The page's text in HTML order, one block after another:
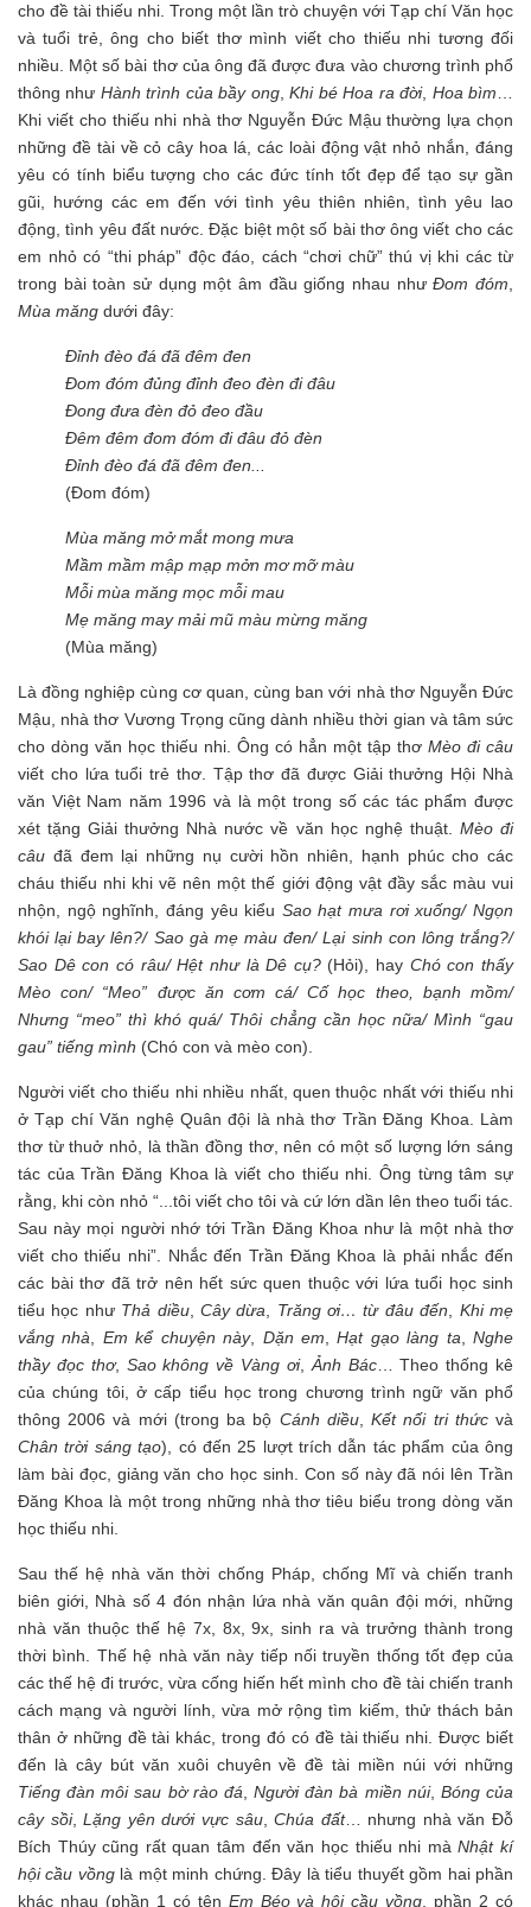
cho đề tài thiếu nhi. Trong một lần trò chuyện với Tạp chí Văn học
và tuổi trẻ, ông cho biết thơ mình viết cho thiếu nhi tương đối
nhiều. Một số bài thơ của ông đã được đưa vào chương trình phổ
thông như Hành trình của bầy ong,Khi bé Hoa ra đời, Hoa bìm
Khi viết cho thiếu nhi nhà thơ Nguyễn Đức Mậu thường lựa chọn
những đề tài về cỏ cây hoa lá, các loài động vật nhỏ nhắn, đáng
yêu có tính biểu tượng cho các đức tính tốt đẹp để tạo sự gần
gũi, hướng các em đến với tình yêu thiên nhiên, tình yêu lao
động, tình yêu đất nước. Đặc biệt một số bài thơ ông viết cho các
em nhỏ có “thi pháp” độc đáo, cách “chơi chữ” thú vị khi các từ
trong bài toàn sử dụng một âm đầu giống nhau nhưĐom đóm
Mùa măng dưới đây:
Đỉnh đèo đá đã đêm đen
Đom đóm đủng đỉnh đeo đèn đi đâu
Đong đưa đèn đỏ đeo đầu
Đêm đêm đom đóm đi đâu đỏ đèn
Đỉnh đèo đá đã đêm đen...
(Đom đóm)
Mùa măng mở mắt mong mưa
Mầm mầm mập mạp mởn mơ mỡ màu
Mỗi mùa măng mọc mỗi mau
Mẹ măng may mải mũ màu mừng măng
(Mùa măng)
Là đồng nghiệp cùng cơ quan, cùng ban với nhà thơ Nguyễn Đức
Mậu, nhà thơ Vương Trọng cũng dành nhiều thời gian và tâm sức
cho dòng văn học thiếu nhi. Ông có hẳn một tập thơ Mèo đi câu
viết cho lứa tuổi trẻ thơ. Tập thơ đã được Giải thưởng Hội Nhà
văn Việt Nam năm 1996 và là một trong số các tác phẩm được
xét tặng Giải thưởng Nhà nước về văn học nghệ thuật. Mèo đi
câu đã đem lại những nụ cười hồn nhiên, hạnh phúc cho các
cháu thiếu nhi khi vẽ nên một thế giới động vật đầy sắc màu vui
nhộn, ngộ nghĩnh, đáng yêu kiểu Sao hạt mưa rơi xuống/ Ngọn
khói lại bay lên?/ Sao gà mẹ màu đen/ Lại sinh con lông trắng?/
Sao Dê con có râu/ Hệt như là Dê cụ?(Hỏi), hay Chó con thấy
Mèo con/ “Meo” được ăn cơm cá/ Cố học theo, bạnh mồm/
Nhưng “meo” thì khó quá/ Thôi chẳng cần học nữa/ Mình “gau
gau” tiếng mình (Chó con và mèo con).
Người viết cho thiếu nhi nhiều nhất, quen thuộc nhất với thiếu nhi
ở Tạp chí Văn nghệ Quân đội là nhà thơ Trần Đăng Khoa. Làm
thơ từ thuở nhỏ, là thần đồng thơ, nên có một số lượng lớn sáng
tác của Trần Đăng Khoa là viết cho thiếu nhi. Ông từng tâm sự
rằng, khi còn nhỏ “...tôi viết cho tôi và cứ lớn dần lên theo tuổi tác.
Sau này mọi người nhớ tới Trần Đăng Khoa như là một nhà thơ
viết cho thiếu nhi”. Nhắc đến Trần Đăng Khoa là phải nhắc đến
các bài thơ đã trở nên hết sức quen thuộc với lứa tuổi học sinh
tiểu học như Thả diều, Cây dừa Trăng ơi… từ đâu đến
Khi mẹ
vắng nhà
Em kể chuyện này, Dặn em ,Hạt gạo làng ta ,Nghe
thầy đọc thơ, Sao không về Vàng ơi, Ảnh Bác… Theo thống kê
của chúng tôi, ở cấp tiểu học trong chương trình ngữ văn phổ
thông 2006 và mới (trong ba bộ Cánh diều,Kết nối tri thứcvà
Chân trời sáng tạo), có đến 25 lượt trích dẫn tác phẩm của ông
làm bài đọc, giảng văn cho học sinh. Con số này đã nói lên Trần
Đăng Khoa là một trong những nhà thơ tiêu biểu trong dòng văn
học thiếu nhi.
Sau thế hệ nhà văn thời chống Pháp, chống Mĩ và chiến tranh
biên giới, Nhà số 4 đón nhận lứa nhà văn quân đội mới, những
nhà văn thuộc thế hệ 7x, 8x, 9x, sinh ra và trưởng thành trong
thời bình. Thế hệ nhà văn này tiếp nối truyền thống tốt đẹp của
các thế hệ đi trước, vừa cống hiến hết mình cho đề tài chiến tranh
cách mạng và người lính, vừa mở rộng tìm kiếm, thử thách bản
thân ở những đề tài khác, trong đó có đề tài thiếu nhi. Được biết
đến là cây bút văn xuôi chuyên về đề tài miền núi với những
Tiếng đàn môi sau bờ rào đá ,Người đàn bà miền núi, Bóng của
cây sồi,Lặng yên dưới vực sâu,Chúa đất… nhưng nhà văn Đỗ
Bích Thúy cũng rất quan tâm đến văn học thiếu nhi màNhật kí
hội cầu vồnglà một minh chứng. Đây là tiểu thuyết gồm hai phần
khác nhau (phần 1 có tên Em Béo và hội cầu vồng , phần 2 có